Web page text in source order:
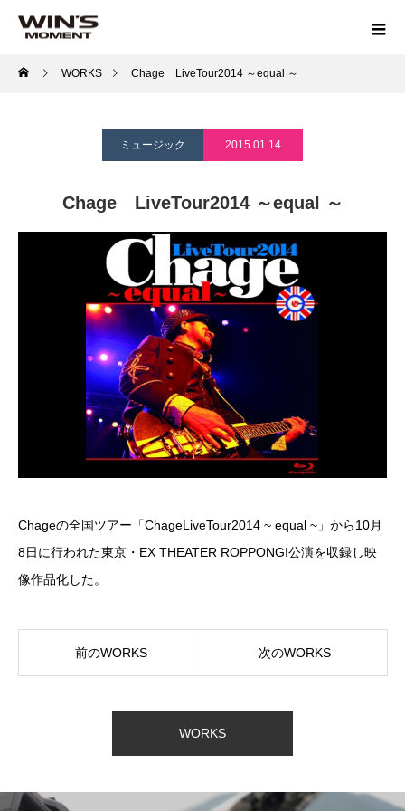
WORKS Chage LiveTour2014 ～equal ～
ミュージック 2015.01.14
Chage LiveTour2014 ～equal ～
Chageの全国ツアー「ChageLiveTour2014 ~ equal ~」から10月
8日に行われた東京・EX THEATER ROPPONGI公演を収録し映
像作品化した。
前のWORKS 次のWORKS
WORKS